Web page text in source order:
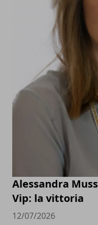
Alessandra
Vip: la vittoria
12/07/2026